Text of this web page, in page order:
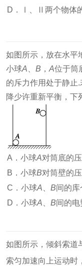
D．Ⅰ、Ⅱ两个物体
如图所示，放在水平
小球A B ， A位于筒
的斥力作用处于静止.
降少许重新平衡，下
A．小球A对筒底的
B．小球B对筒壁的
C．小球A B间的
D．小球A B间的
如图所示，倾斜索道
索匀加速向上运动时